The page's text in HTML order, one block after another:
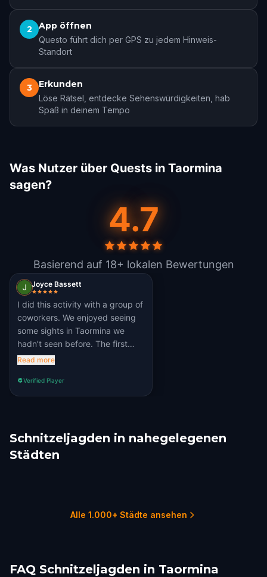
2 App öffnen
Questo führt dich per GPS zu jedem Hinweis-
Standort
3 Erkunden
Löse Rätsel, entdecke Sehenswürdigkeiten, hab
Spaß in deinem Tempo
Was Nutzer über Quests in Taormina
sagen?
4.7
Basierend auf 18+ lokalen Bewertungen
Joyce Bassett
I did this activity with a group of
coworkers. We enjoyed seeing
some sights in Taormina we
hadn’t seen before. The first
clue was the trickiest for us and
Read more
Verified Player
Schnitzeljagden in nahegelegenen
Städten
Alle 1.000+ Städte ansehen
FAQ Schnitzeljagden in Taormina